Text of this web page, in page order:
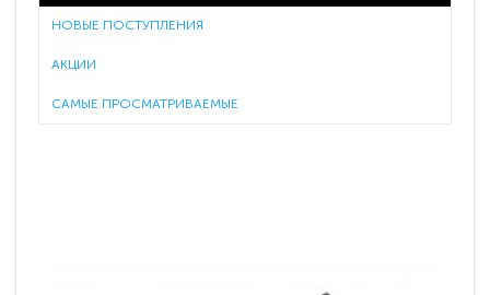
НОВЫЕ ПОСТУПЛЕНИЯ
АКЦИИ
САМЫЕ ПРОСМАТРИВАЕМЫЕ